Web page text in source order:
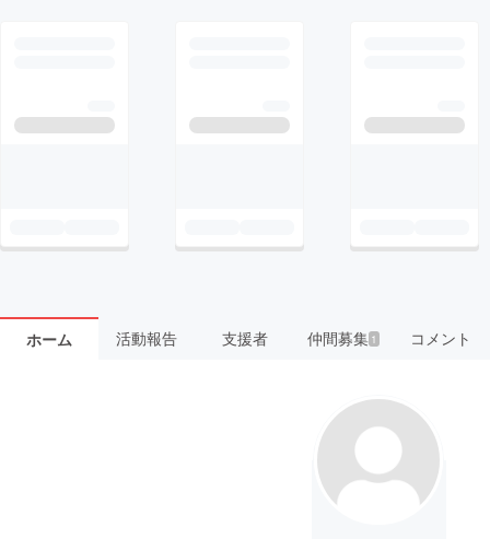
ホーム 活動報告 支援者 仲間募集 1 コメント